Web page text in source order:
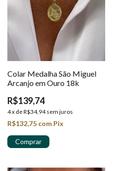
Colar Medalha São Miguel
Arcanjo em Ouro 18k
R$139,74
4x deR$34,94 sem juros
R$132,75 com Pix